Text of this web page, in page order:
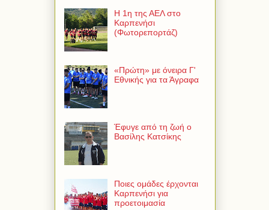
Η 1η της ΑΕΛ στο
Καρπενήσι
(Φωτορεπορτάζ)
«Πρώτη» με όνειρα Γ'
Εθνικής για τα Άγραφα
Έφυγε από τη ζωή ο
Βασίλης Κατσίκης
Ποιες ομάδες έρχονται
Καρπενήσι για
προετοιμασία